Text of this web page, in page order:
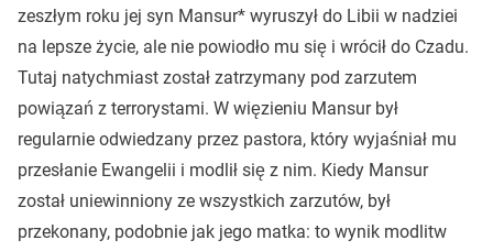
zeszłym roku jej syn Mansur* wyruszył do Libii w nadziei
na lepsze życie, ale nie powiodło mu się i wrócił do Czadu.
Tutaj natychmiast został zatrzymany pod zarzutem
powiązań z terrorystami. W więzieniu Mansur był
regularnie odwiedzany przez pastora, który wyjaśniał mu
przesłanie Ewangelii i modlił się z nim. Kiedy Mansur
został uniewinniony ze wszystkich zarzutów, był
przekonany, podobnie jak jego matka: to wynik modlitw